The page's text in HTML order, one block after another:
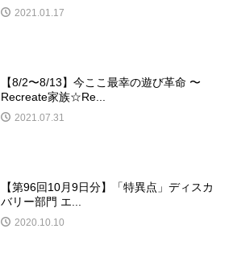
2021.01.17
【8/2〜8/13】今ここ最幸の遊び革命 〜
Recreate家族☆Re...
2021.07.31
【第96回10月9日分】「特異点」ディスカ
バリー部門 エ...
2020.10.10